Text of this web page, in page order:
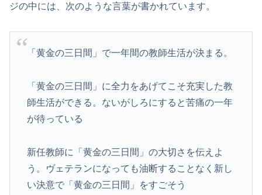
ジの中には、次のような言葉が書かれています。
「黄金の三日間」で一年間の教師生活が決まる。
「黄金の三日間」に全力をあげてこそ充実した教
師生活ができる。ないがしろにすると苦痛の一年
が待っている
新任教師に「黄金の三日間」の大切さを伝えよ
う。ヴェテランになっても油断することなく新し
い決意で「黄金の三日間」をすごそう